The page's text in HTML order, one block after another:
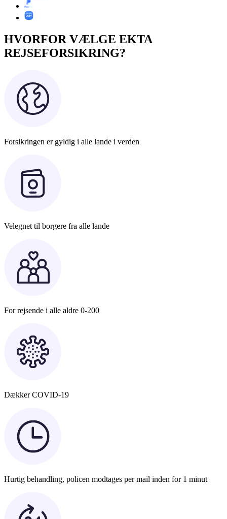
HVORFOR VÆLGE EKTA
REJSEFORSIKRING?
Forsikringen er gyldig i alle lande i verden
Velegnet til borgere fra alle lande
For rejsende i alle aldre 0-200
Dækker COVID-19
Hurtig behandling, policen modtages per mail inden for 1 minut